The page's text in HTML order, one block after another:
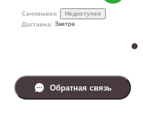
Самовывоз: Недоступен
Доставка: Завтра
Обратная связь